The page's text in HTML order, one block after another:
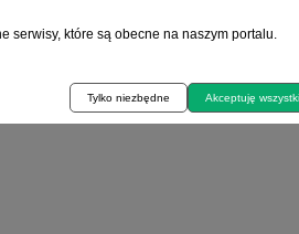
w ośrodkowym
serwisy, które są obecne na naszym portalu.
Tylko niezbędne Akceptuję